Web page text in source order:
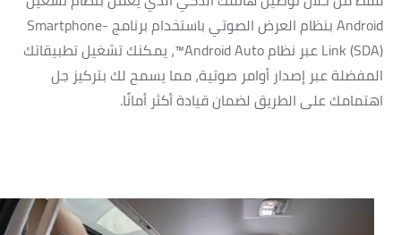
Android بنظام العرض الصوتي باستخدام برنامج Smartphone-
Link (SDA) عبر نظام Android Auto™، يمكنك تشغيل تطبيقاتك
المفضلة عبر إصدار أوامر صوتية، مما يسمح لك بتركيز جل
اهتمامك على الطريق لضمان قيادة أكثر أمانًا.